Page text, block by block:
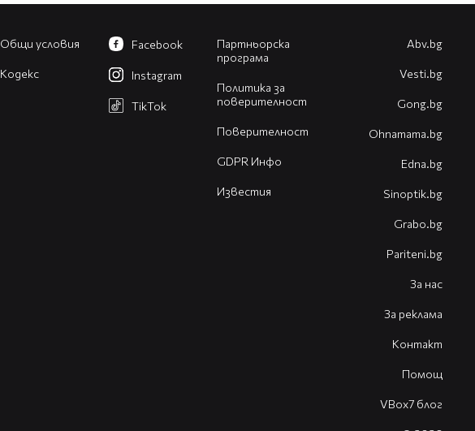
Общи условия
Кодекс
Партньорска
програма
Политика за
поверителност
Поверителност
GDPR Инфо
Известия
Facebook
Instagram
TikTok
Abv.bg
Vesti.bg
Gong.bg
Оhnamama.bg
Edna.bg
Sinoptik.bg
Grabo.bg
Pariteni.bg
За нас
За реклама
Контакт
Помощ
VBox7 блог